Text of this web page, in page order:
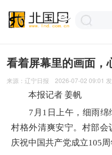
看着屏幕里的画面，
来源：辽宁日报 2026-07-02 09:01
本报记者 姜帆
7月1日上午，细雨绵
村格外清爽安宁。村部
庆祝中国共产党成立105周